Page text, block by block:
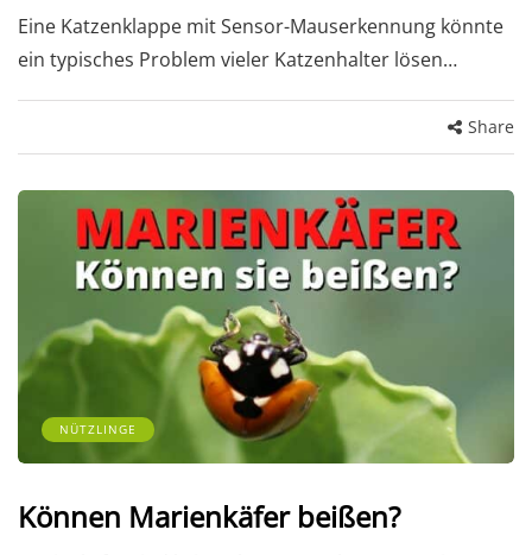
Eine Katzenklappe mit Sensor-Mauserkennung könnte
ein typisches Problem vieler Katzenhalter lösen…
Share
NÜTZLINGE
Können Marienkäfer beißen?